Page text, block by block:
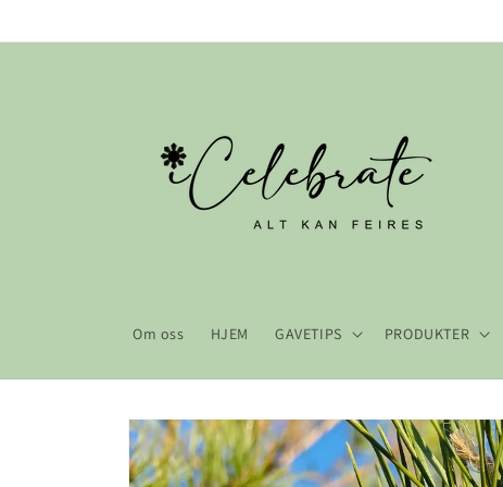
innholdet
Om oss HJEM GAVETIPS PRODUKTER
Hopp til
produktinformasjon